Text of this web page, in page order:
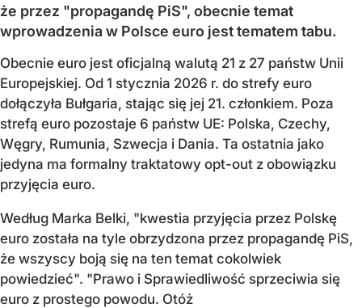
że przez "propagandę PiS", obecnie temat
wprowadzenia w Polsce euro jest tematem tabu.
Obecnie euro jest oficjalną walutą 21 z 27 państw Unii
Europejskiej. Od 1 stycznia 2026 r. do strefy euro
dołączyła Bułgaria, stając się jej 21. członkiem. Poza
strefą euro pozostaje 6 państw UE: Polska, Czechy,
Węgry, Rumunia, Szwecja i Dania. Ta ostatnia jako
jedyna ma formalny traktatowy opt-out z obowiązku
przyjęcia euro.
Według Marka Belki, "kwestia przyjęcia przez Polskę
euro została na tyle obrzydzona przez propagandę PiS,
że wszyscy boją się na ten temat cokolwiek
powiedzieć". "Prawo i Sprawiedliwość sprzeciwia się
euro z prostego powodu. Otóż